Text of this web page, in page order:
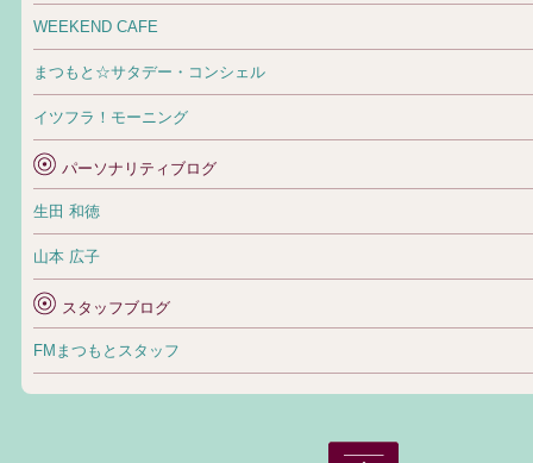
WEEKEND CAFE
まつもと☆サタデー・コンシェル
イツフラ！モーニング
パーソナリティブログ
生田 和徳
山本 広子
スタッフブログ
FMまつもとスタッフ